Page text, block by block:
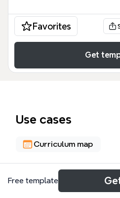
Favorites
Get
Use cases
Curriculum map
About
Free template